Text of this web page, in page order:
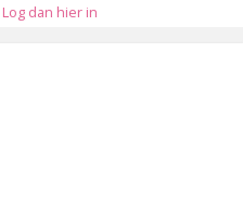
Log dan hier in